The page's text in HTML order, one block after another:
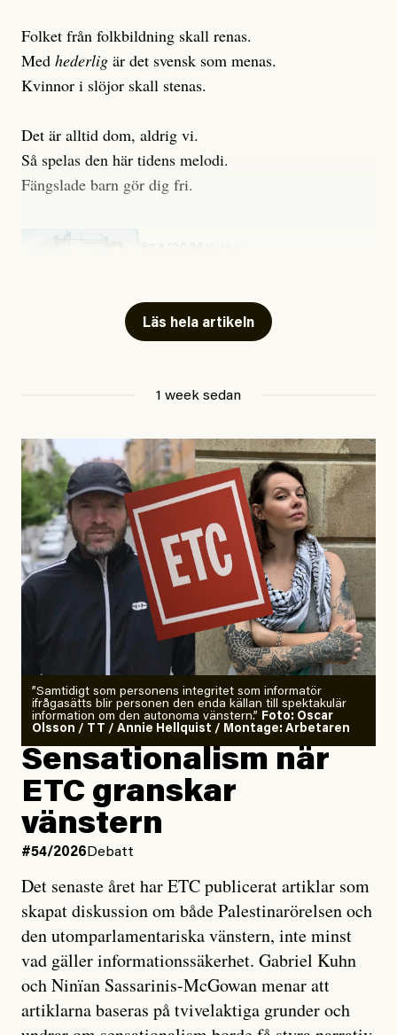
Folket från folkbildning skall renas.
Med hederlig är det svensk som menas.
Kvinnor i slöjor skall stenas.
Det är alltid dom, aldrig vi.
Så spelas den här tidens melodi.
Fängslade barn gör dig fri.
Läs hela artikeln
1 week sedan
”Samtidigt som personens integritet som informatör
ifrågasätts blir personen den enda källan till spektakulär
information om den autonoma vänstern.” Foto: Oscar
Olsson / TT / Annie Hellquist / Montage: Arbetaren
Sensationalism när
ETC granskar
vänstern
#54/2026 Debatt
Det senaste året har ETC publicerat artiklar som
skapat diskussion om både Palestinarörelsen och
den utomparlamentariska vänstern, inte minst
vad gäller informationssäkerhet. Gabriel Kuhn
och Ninïan Sassarinis-McGowan menar att
artiklarna baseras på tvivelaktiga grunder och